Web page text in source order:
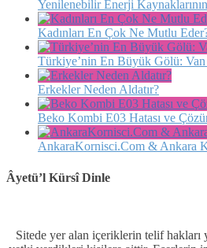
Yenilenebilir Enerji
Kadınları En Çok Ne Mutlu
Türkiye’nin En Büyük Gölü:
Erkekler Neden Aldatır?
Beko Kombi E03 Hatası ve
AnkaraKornisci.Com & Ankara
Âyetü’l Kürsî Dinle
Sitede yer alan içeriklerin telif hakları